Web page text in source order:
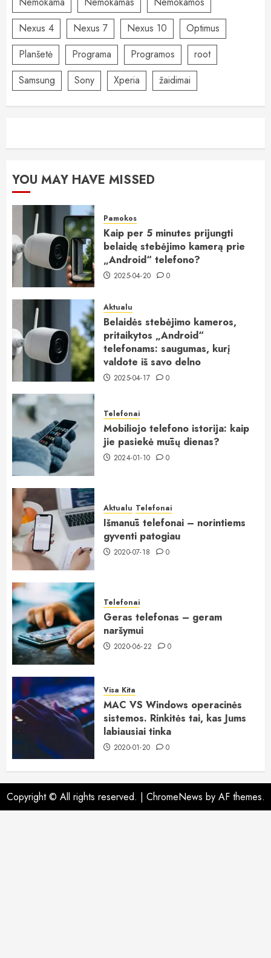
Nexus 4
Nexus 7 Nexus 10
Optimus
Planšetė
Programa Programos
root
Samsung
Sony Xperia žaidimai
YOU MAY HAVE MISSED
Pamokos
Kaip per 5 minutes prijungti
belaidę stebėjimo kamerą prie
„Android“ telefono?
2025-04-20 0
Aktualu
Belaidės stebėjimo kameros,
pritaikytos „Android“
telefonams: saugumas, kurį
valdote iš savo delno
2025-04-17 0
Telefonai
Mobiliojo telefono istorija: kaip
jie pasiekė mūsų dienas?
2024-01-10 0
Aktualu Telefonai
Išmanūs telefonai – norintiems
gyventi patogiau
2020-07-18 0
Telefonai
Geras telefonas – geram
naršymui
2020-06-22 0
Visa Kita
MAC VS Windows operacinės
sistemos. Rinkitės tai, kas Jums
labiausiai tinka
2020-01-20 0
Copyright © All rights reserved. | ChromeNews by AF themes.